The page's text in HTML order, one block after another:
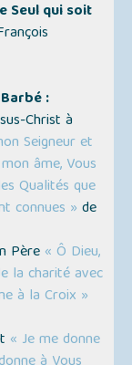
Seul qui soit
:
Christ à
Seigneur et
âme, Vous
Qualités que
connues » de
Père « Ô Dieu,
la charité avec
à la Croix »
« Je me donne